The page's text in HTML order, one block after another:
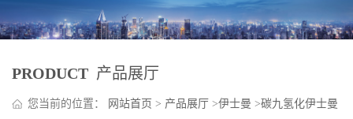
PRODUCT 产品展厅
您当前的位置： 网站首页 > 产品展厅 >伊士曼 >碳九氢化伊士曼